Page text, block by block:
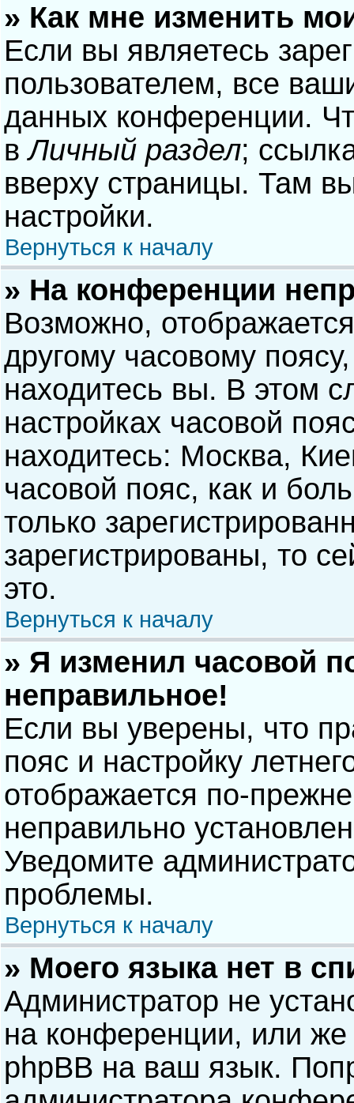
» Как мне изменить
Если вы являетесь
пользователем, все
данных конференции.
вЛичный раздел;
вверху страницы. Там
настройки.
Вернуться к началу
» На конференции
Возможно,
другому часовому
находитесь вы. В этом
настройках часовой
находитесь: Москва,
часовой пояс, как и
только
зарегистрированы, то
это.
Вернуться к началу
» Я изменил часовой
неправильное!
Если вы уверены, что
пояс и настройку
отображается по-
неправильно
Уведомите
проблемы.
Вернуться к началу
» Моего языка нет в
Администратор не
на конференции, или же
phpBB на ваш язык.